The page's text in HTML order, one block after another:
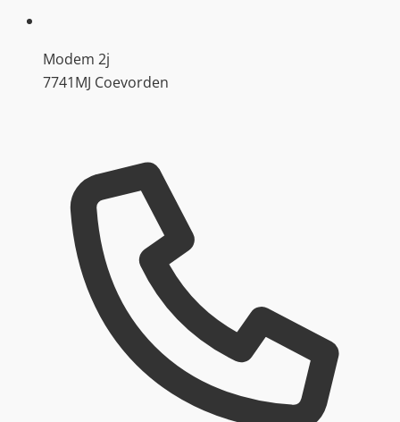
Modem 2j
7741MJ Coevorden